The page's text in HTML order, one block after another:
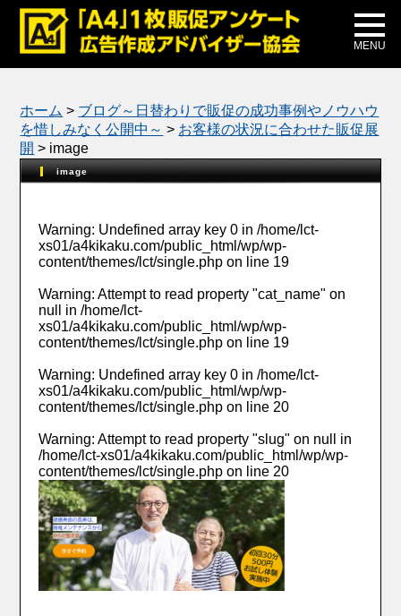
MENU
メディア掲載
公式ブログ
ホーム > ブログ～日替わりで販促の成功事例やノウハウ
を惜しみなく公開中～ > お客様の状況に合わせた販促展
開 > image
image
Warning: Undefined array key 0 in/home/lct-
xs01/a4kikaku.com/public_html/wp/wp-
content/themes/lct/single.php on line 19
Warning: Attempt to read property "cat_name" on
null in/home/lct-
xs01/a4kikaku.com/public_html/wp/wp-
content/themes/lct/single.php on line 19
Warning: Undefined array key 0 in/home/lct-
xs01/a4kikaku.com/public_html/wp/wp-
content/themes/lct/single.php on line 20
Warning: Attempt to read property "slug" on null in
/home/lct-xs01/a4kikaku.com/public_html/wp/wp-
content/themes/lct/single.php on line 20